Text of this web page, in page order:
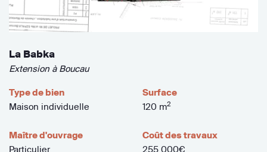
La Babka
Extension à Boucau
Type de bien
Maison individuelle
Surface
120 m2
Maître d'ouvrage
Particulier
Coût des travaux
255 000€